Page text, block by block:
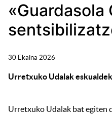
30 Ekaina 2026
Urretxuko Udalak
Urretxuko Udalak bat egiten